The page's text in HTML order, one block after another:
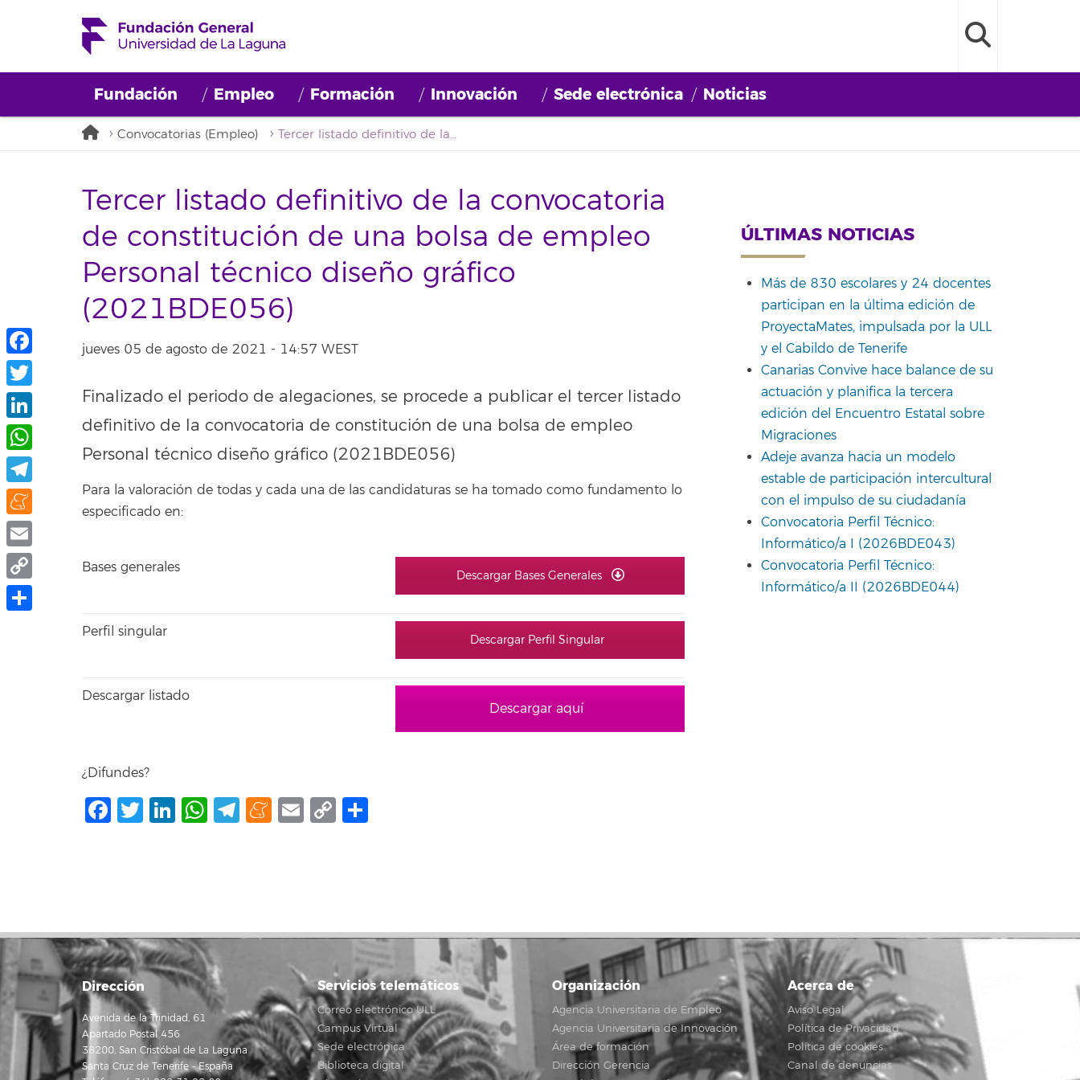
Fundación Empleo Formación Innovación Sede electrónica Noticias
Convocatorias (Empleo) Tercer listado definitivo de la convocatoria de constitución de una bolsa de empleo Personal técnico diseño gráfico (2021BDE056)
Tercer listado definitivo de la convocatoria
de constitución de una bolsa de empleo
Personal técnico diseño gráfico
(2021BDE056)
jueves 05 de agosto de 2021 - 14:57 WEST
Finalizado el periodo de alegaciones, se procede a publicar el tercer listado
definitivo de la convocatoria de constitución de una bolsa de empleo
Personal técnico diseño gráfico (2021BDE056)
Para la valoración de todas y cada una de las candidaturas se ha tomado como fundamento lo
especificado en:
Bases generales
Descargar Bases Generales
Perfil singular
Descargar Perfil Singular
Descargar listado
Descargar aquí
¿Difundes?
Facebook
Twitter
LinkedIn
WhatsApp
Telegram
Meneame
Email
Copy
ÚLTIMAS NOTICIAS
Más de 830 escolares y 24 docentes
participan en la última edición de
ProyectaMates, impulsada por la ULL
y el Cabildo de Tenerife
Canarias Convive hace balance de su
actuación y planifica la tercera
edición del Encuentro Estatal sobre
Migraciones
Adeje avanza hacia un modelo
estable de participación intercultural
con el impulso de su ciudadanía
Convocatoria Perfil Técnico:
Informático/a I (2026BDE043)
Convocatoria Perfil Técnico:
Informático/a II (2026BDE044)
Dirección
Avenida de la Trinidad, 61
Apartado Postal 456
38200, San Cristóbal de La Laguna
Santa Cruz de Tenerife - España
Servicios telemáticos
Correo electrónico ULL
Campus Virtual
Sede electrónica
Biblioteca digital
Organización
Agencia Universitaria de Empleo
Agencia Universitaria de Innovación
Área de formación
Dirección Gerencia
Acerca de
Aviso Legal
Política de Privacidad
Política de cookies
Canal de denuncias
Facebook
Twitter
LinkedIn
WhatsApp
Telegram
Meneame
Email
Copy